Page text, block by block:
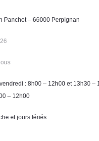
Panchot – 66000 Perpignan
: 8h00 – 12h00 et 13h30 –
– 12h00
et jours fériés